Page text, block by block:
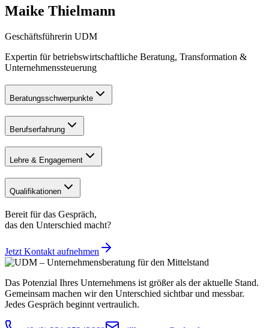
Maike Thielmann
Geschäftsführerin UDM
Expertin für betriebswirtschaftliche Beratung, Transformation &
Unternehmenssteuerung
Beratungsschwerpunkte
Berufserfahrung
Lehre & Engagement
Qualifikationen
Bereit für das Gespräch,
das den Unterschied macht?
Jetzt Kontakt aufnehmen
Das Potenzial Ihres Unternehmens ist größer als der aktuelle Stand.
Gemeinsam machen wir den Unterschied sichtbar und messbar.
Jedes Gespräch beginnt vertraulich.